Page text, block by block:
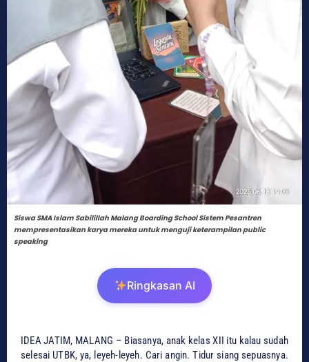
Siswa SMA Islam Sabilillah Malang Boarding School Sistem Pesantren
mempresentasikan karya mereka untuk menguji keterampilan public
speaking
Ringkasan AI
IDEA JATIM, MALANG – Biasanya, anak kelas XII itu kalau sudah
selesai UTBK, ya, leyeh-leyeh. Cari angin. Tidur siang sepuasnya.